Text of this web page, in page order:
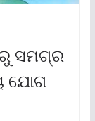
ସମଗ୍ର
ଯୋଗ